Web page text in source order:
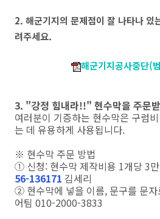
2. 해군기지의 문제점이 잘 나타나 있
려주세요.
해군기지공사중단(
3. "강정 힘내라!!" 현수막을 주문
여러분이 기증하는 현수막은 구럼
는 데 유용하게 사용됩니다.
※ 현수막 주문 방법
① 신청: 현수막 제작비용 1개당 3
56-136171 김세리
② 현수막에 넣을 이름, 문구를 문
어팀 010-2000-3833